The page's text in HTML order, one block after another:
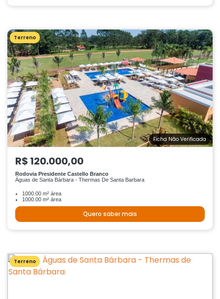
Terreno
Ficha Não Verificada
R$ 120.000,00
Rodovia Presidente Castello Branco
Águas de Santa Bárbara - Thermas De Santa Barbara
1000.00 m² área
1000.00 m² área
Quero saber mais
Terreno